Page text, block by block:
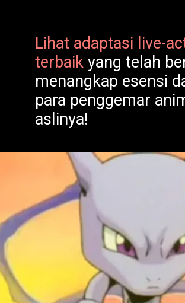
Lihat adaptasi live-
terbaik yang telah
menangkap esensi
para penggemar
aslinya!